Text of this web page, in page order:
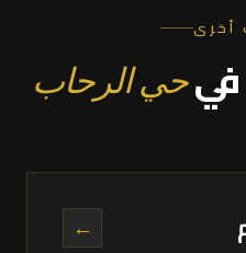
أخرى
فيحي الرحاب
←